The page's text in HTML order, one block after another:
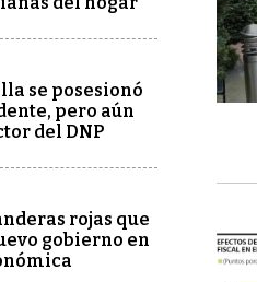
se posesionó
pero aún
del DNP
rojas que
gobierno en